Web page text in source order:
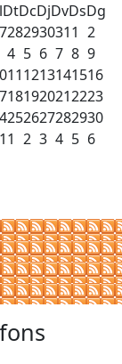
DtDcDjDvDsDg
282930311 2
4 5 6 7 8 9
111213141516
181920212223
252627282930
1 2 3 4 5 6